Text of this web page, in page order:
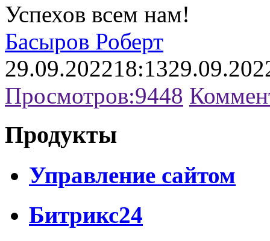
Успехов всем нам!
Басыров Роберт
29.09.202218:13
Просмотров:9448
Продукты
Управление сайтом
Битрикс24